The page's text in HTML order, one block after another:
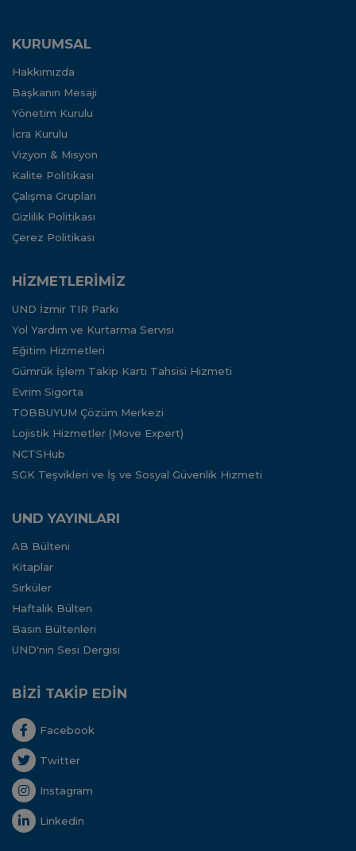
KURUMSAL
Hakkımızda
Başkanın Mesajı
Yönetim Kurulu
İcra Kurulu
Vizyon & Misyon
Kalite Politikası
Çalışma Grupları
Gizlilik Politikası
Çerez Politikası
HİZMETLERİMİZ
UND İzmir TIR Parkı
Yol Yardım ve Kurtarma Servisi
Eğitim Hizmetleri
Gümrük İşlem Takip Kartı Tahsisi Hizmeti
Evrim Sigorta
TOBBUYUM Çözüm Merkezi
Lojistik Hizmetler (Move Expert)
NCTSHub
SGK Teşvikleri ve İş ve Sosyal Güvenlik Hizmeti
UND YAYINLARI
AB Bülteni
Kitaplar
Sirküler
Haftalık Bülten
Basın Bültenleri
UND'nin Sesi Dergisi
BİZİ TAKİP EDİN
Facebook
Twitter
Instagram
Linkedin